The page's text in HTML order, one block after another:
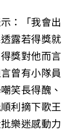
：「我會出
露若得獎就
獎對他而言
曾有小隊員
笑長得醜、
利摘下歌王
樂迷感動力